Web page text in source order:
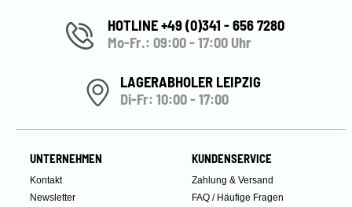
HOTLINE +49 (0)341 - 656 7280
Mo-Fr.: 09:00 - 17:00 Uhr
LAGERABHOLER LEIPZIG
Di-Fr: 10:00 - 17:00
UNTERNEHMEN
Kontakt
Newsletter
KUNDENSERVICE
Zahlung & Versand
FAQ / Häufige Fragen